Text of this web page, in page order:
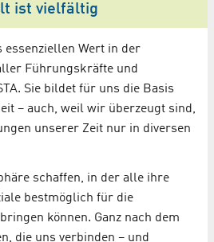
ist vielfältig
essenziellen Wert in der
Führungskräfte und
Sie bildet für uns die Basis
– auch, weil wir überzeugt sind,
unserer Zeit nur in diversen
schaffen, in der alle ihre
bestmöglich für die
können. Ganz nach dem
die uns verbinden – und